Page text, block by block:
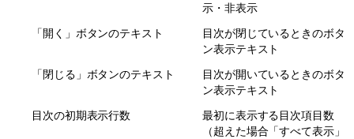
示・非表示
「開く」ボタンのテキスト
目次が閉じているときのボタ
ン表示テキスト
「閉じる」ボタンのテキスト
目次が開いているときのボタ
ン表示テキスト
目次の初期表示行数
最初に表示する目次項目数
（超えた場合「すべて表示」